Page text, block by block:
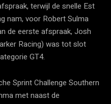
terwijl de snelle Est
nam, voor Robert Sulma
de eerste afspraak, Josh
Racing) was tot slot
GT4.
Sprint Challenge Southern
met naast de